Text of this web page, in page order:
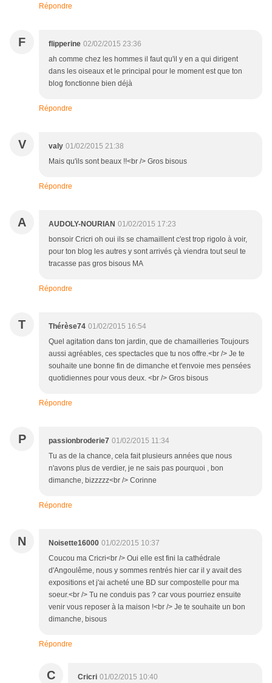
Répondre
F flipperine 02/02/2015 23:36
ah comme chez les hommes il faut qu'il y en a qui dirigent
dans les oiseaux et le principal pour le moment est que ton
blog fonctionne bien déjà
Répondre
V valy 01/02/2015 21:38
Mais qu'ils sont beaux !!<br /> Gros bisous
Répondre
A AUDOLY-NOURIAN 01/02/2015 17:23
bonsoir Cricri oh oui ils se chamaillent c'est trop rigolo à voir,
pour ton blog les autres y sont arrivés çà viendra tout seul te
tracasse pas gros bisous MA
Répondre
T Thérèse74 01/02/2015 16:54
Quel agitation dans ton jardin, que de chamailleries Toujours
aussi agréables, ces spectacles que tu nos offre.<br /> Je te
souhaite une bonne fin de dimanche et t'envoie mes pensées
quotidiennes pour vous deux. <br /> Gros bisous
Répondre
P passionbroderie7 01/02/2015 11:34
Tu as de la chance, cela fait plusieurs années que nous
n'avons plus de verdier, je ne sais pas pourquoi , bon
dimanche, bizzzzz<br /> Corinne
Répondre
N Noisette16000 01/02/2015 10:37
Coucou ma Cricri<br /> Oui elle est fini la cathédrale
d'Angoulême, nous y sommes rentrés hier car il y avait des
expositions et j'ai acheté une BD sur compostelle pour ma
soeur.<br /> Tu ne conduis pas ? car vous pourriez ensuite
venir vous reposer à la maison !<br /> Je te souhaite un bon
dimanche, bisous
Répondre
C Cricri 01/02/2015 10:40